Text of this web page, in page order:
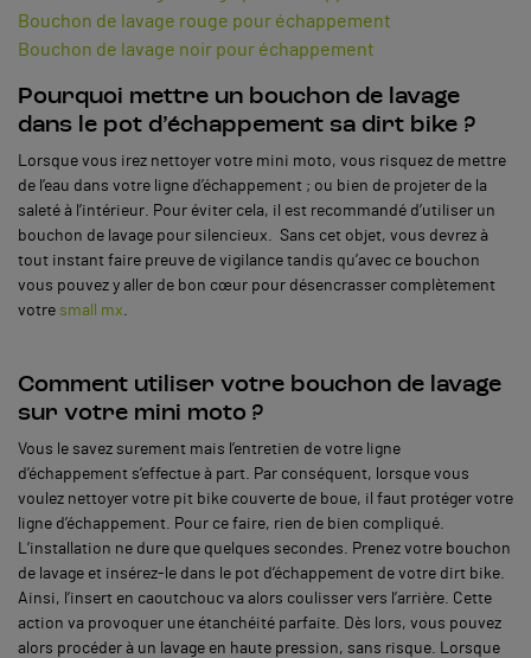
Bouchon de lavage rouge pour échappement
Bouchon de lavage noir pour échappement
Pourquoi mettre un bouchon de lavage
dans le pot d’échappement sa dirt bike ?
Lorsque vous irez nettoyer votre mini moto, vous risquez de mettre
de l’eau dans votre ligne d’échappement ; ou bien de projeter de la
saleté à l’intérieur. Pour éviter cela, il est recommandé d’utiliser un
bouchon de lavage pour silencieux. Sans cet objet, vous devrez à
tout instant faire preuve de vigilance tandis qu’avec ce bouchon
vous pouvez y aller de bon cœur pour désencrasser complètement
votre small mx
Comment utiliser votre bouchon de lavage
sur votre mini moto ?
Vous le savez surement mais l’entretien de votre ligne
d’échappement s’effectue à part. Par conséquent, lorsque vous
voulez nettoyer votre pit bike couverte de boue, il faut protéger votre
ligne d’échappement. Pour ce faire, rien de bien compliqué.
L’installation ne dure que quelques secondes. Prenez votre bouchon
de lavage et insérez-le dans le pot d’échappement de votre dirt bike.
Ainsi, l’insert en caoutchouc va alors coulisser vers l’arrière. Cette
action va provoquer une étanchéité parfaite. Dès lors, vous pouvez
alors procéder à un lavage en haute pression, sans risque. Lorsque